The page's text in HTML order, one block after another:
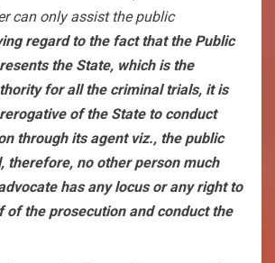
can only assist the public
regard to the fact that the Public
the State, which is the
for all the criminal trials, it is
of the State to conduct
through its agent viz., the public
therefore, no other person much
has any locus or any right to
of the prosecution and conduct the